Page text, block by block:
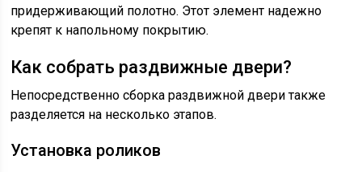
придерживающий полотно. Этот элемент надежно
крепят к напольному покрытию.
Как собрать раздвижные двери?
Непосредственно сборка раздвижной двери также
разделяется на несколько этапов.
Установка роликов